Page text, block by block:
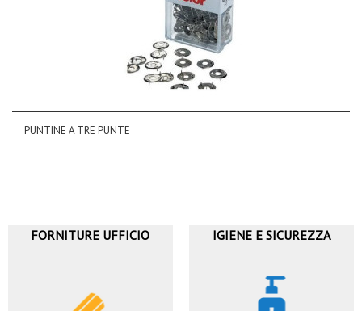
PUNTINE A TRE PUNTE
FORNITURE UFFICIO IGIENE E SICUREZZA